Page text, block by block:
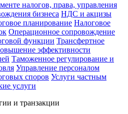
налогов, права, управления
бизнеса НДС и акцизы
планирование Налоговое
Операционное сопровождение
функции Трансфертное
эффективности
Таможенное регулирование и
Управление персоналом
споров Услуги частным
услуги
и транзакции